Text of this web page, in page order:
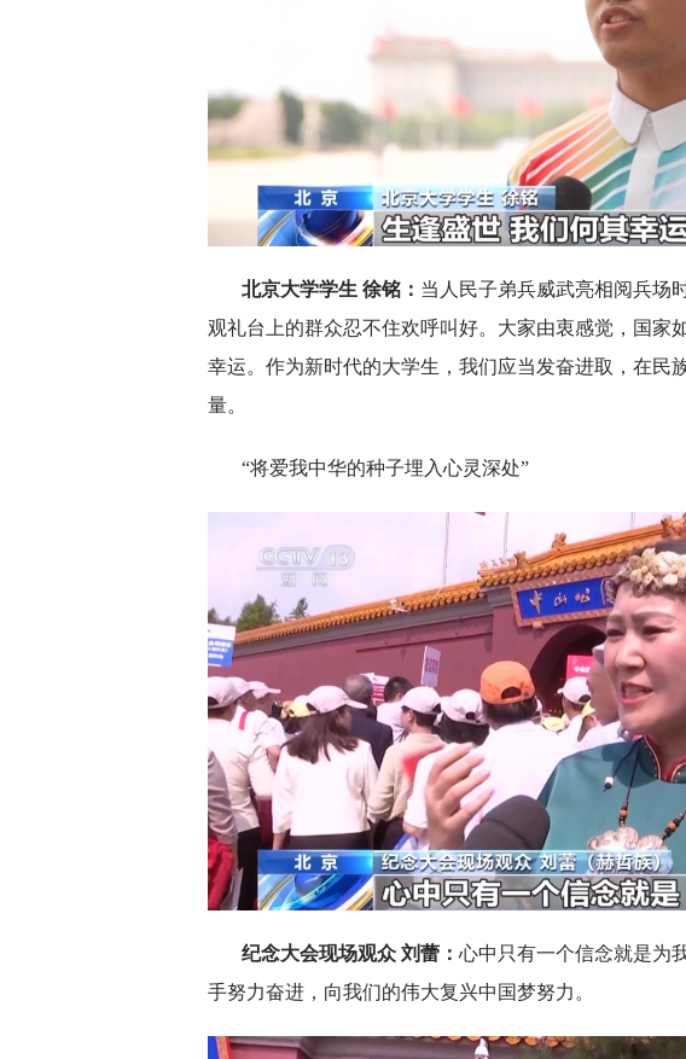
北京大学学生 徐铭： 当人民子弟兵威武亮相阅兵场
观礼台上的群众忍不住欢呼叫好。大家由衷感觉，国家
幸运。作为新时代的大学生，我们应当发奋进取，在民
量。
“将爱我中华的种子埋入心灵深处”
纪念大会现场观众 刘蕾： 心中只有一个信念就是为
手努力奋进，向我们的伟大复兴中国梦努力。